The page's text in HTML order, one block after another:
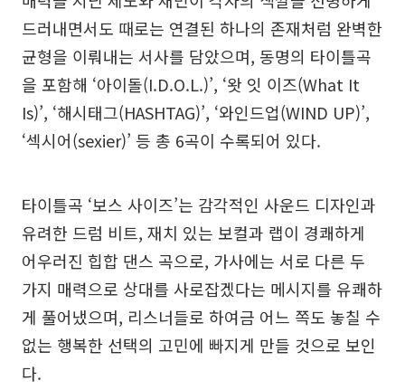
드러내면서도 때로는 연결된 하나의 존재처럼 완벽한
균형을 이뤄내는 서사를 담았으며, 동명의 타이틀곡
을 포함해 ‘아이돌(I.D.O.L.)’, ‘왓 잇 이즈(What It
Is)’, ‘해시태그(HASHTAG)’, ‘와인드업(WIND UP)’,
‘섹시어(sexier)’ 등 총 6곡이 수록되어 있다.
타이틀곡 ‘보스 사이즈’는 감각적인 사운드 디자인과
유려한 드럼 비트, 재치 있는 보컬과 랩이 경쾌하게
어우러진 힙합 댄스 곡으로, 가사에는 서로 다른 두
가지 매력으로 상대를 사로잡겠다는 메시지를 유쾌하
게 풀어냈으며, 리스너들로 하여금 어느 쪽도 놓칠 수
없는 행복한 선택의 고민에 빠지게 만들 것으로 보인
다.